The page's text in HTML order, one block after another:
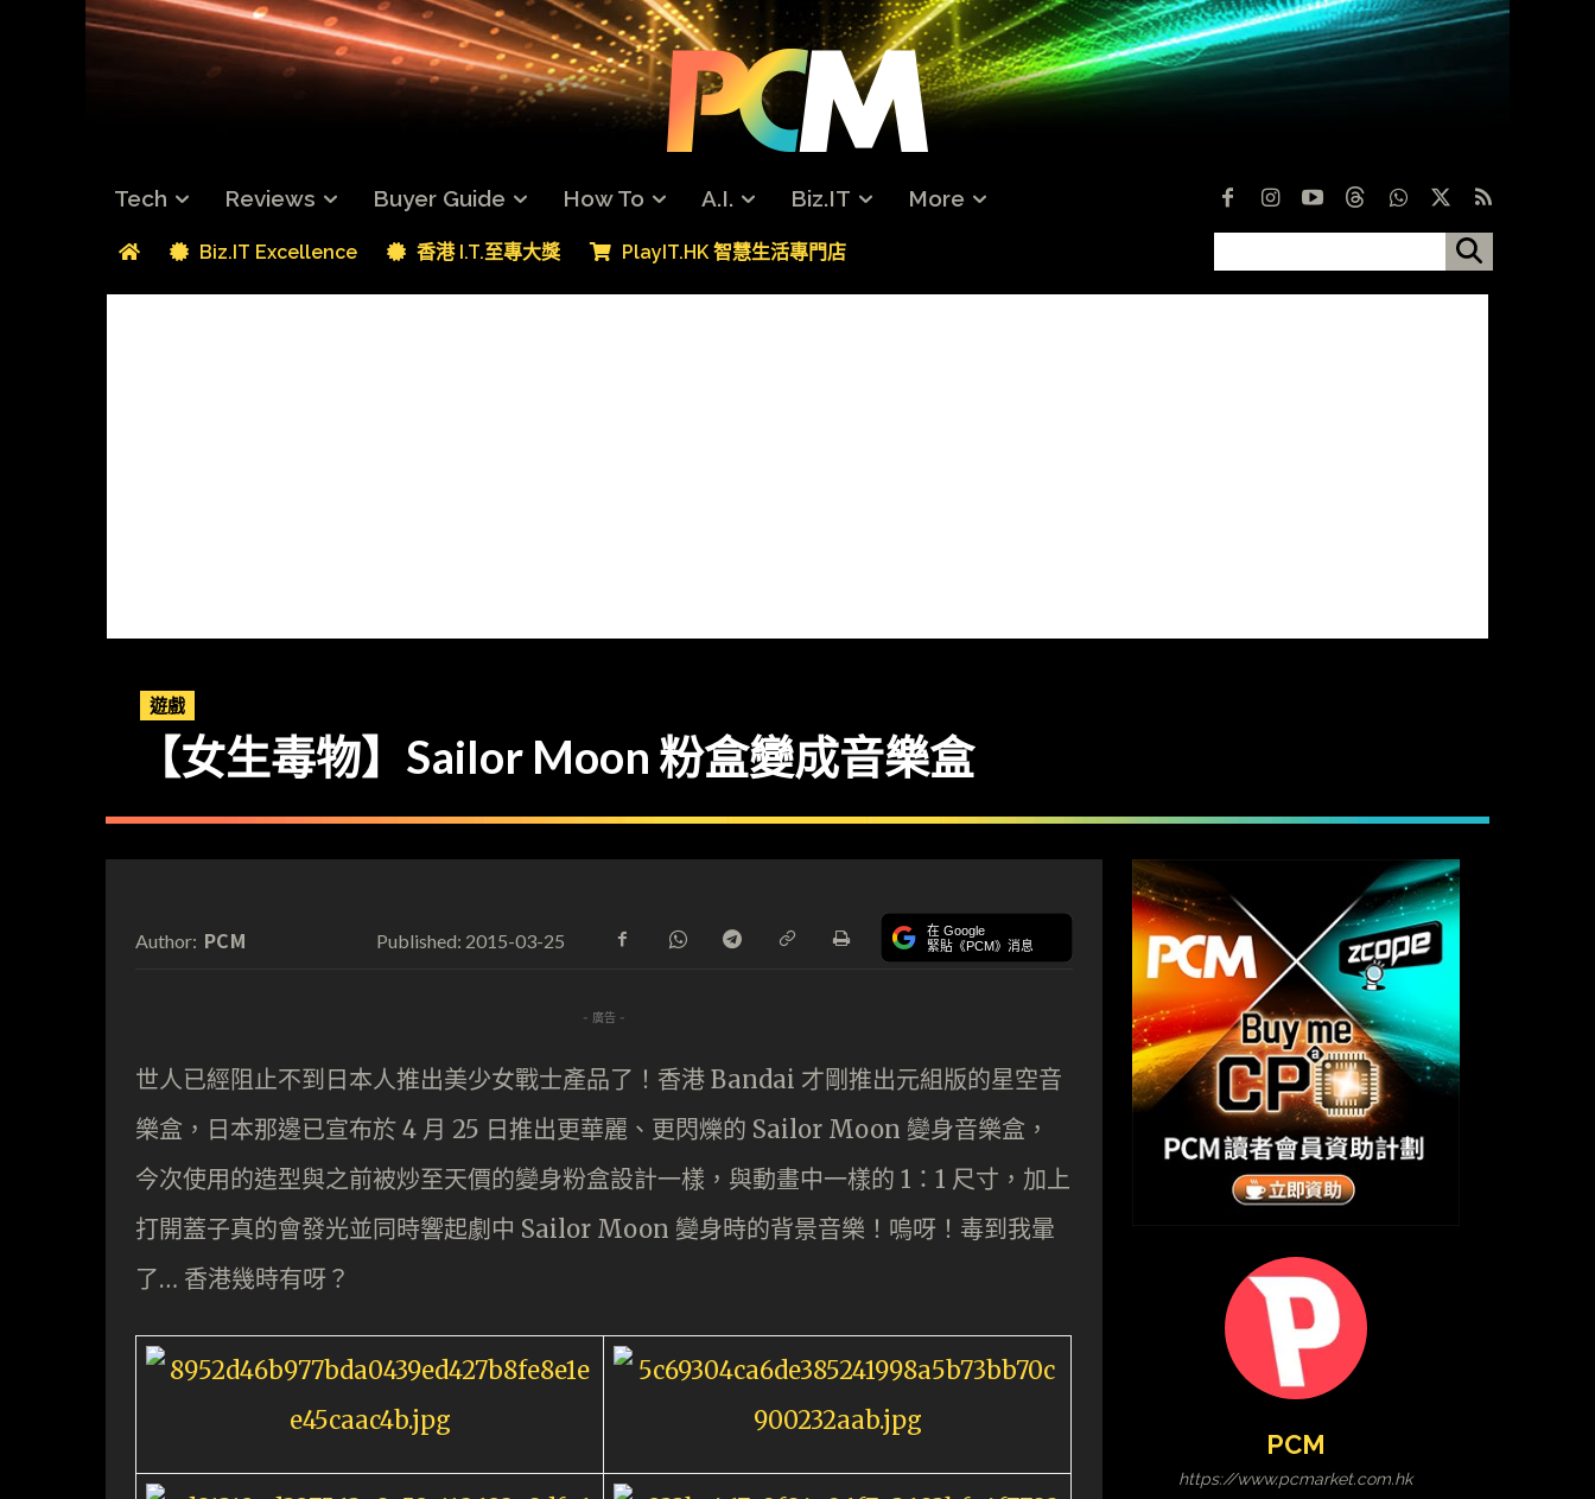
Tech Reviews Buyer Guide How To A.I. Biz.IT More
Biz.IT Excellence 香港 I.T.至專大獎 PlayIT.HK 智慧生活專門店
遊戲
【女生毒物】Sailor Moon 粉盒變成音樂盒
Author: PCM Published: 2015-03-25 在 Google
緊貼《PCM》消息
- 廣告 -
世人已經阻止不到日本人推出美少女戰士產品了！香港 Bandai 才剛推出元組版的星空音
樂盒，日本那邊已宣布於 4 月 25 日推出更華麗、更閃爍的 Sailor Moon 變身音樂盒，
今次使用的造型與之前被炒至天價的變身粉盒設計一樣，與動畫中一樣的 1：1 尺寸，加上
打開蓋子真的會發光並同時響起劇中 Sailor Moon 變身時的背景音樂！嗚呀！毒到我暈
了… 香港幾時有呀？
PCM
https://www.pcmarket.com.hk